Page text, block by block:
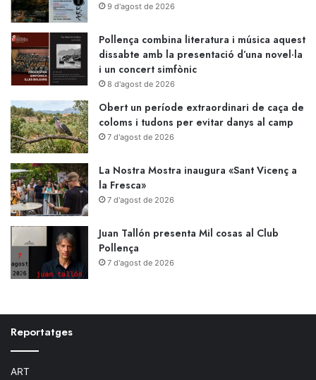
9 d'agost de 2026
Pollença combina literatura i música aquest
dissabte amb la presentació d’una novel·la
i un concert simfònic
8 d'agost de 2026
Obert un període extraordinari de caça de
coloms i tudons per evitar danys al camp
7 d'agost de 2026
La Nostra Mostra inaugura «Sant Vicenç a
la Fresca»
7 d'agost de 2026
Juan Tallón presenta Mil cosas al Club
Pollença
7 d'agost de 2026
Reportatges
ART